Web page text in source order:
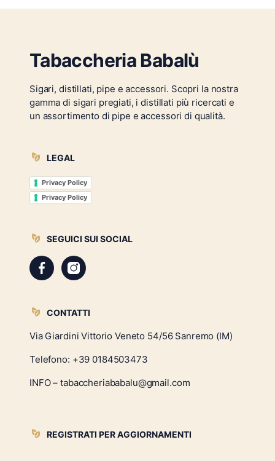
Tabaccheria Babalù
Sigari, distillati, pipe e accessori. Scopri la nostra
gamma di sigari pregiati, i distillati più ricercati e
un assortimento di pipe e accessori di qualità.
LEGAL
Privacy Policy
Privacy Policy
SEGUICI SUI SOCIAL
CONTATTI
Via Giardini Vittorio Veneto 54/56 Sanremo (IM)
Telefono: +39 0184503473
INFO – tabaccheriababalu@gmail.com
REGISTRATI PER AGGIORNAMENTI